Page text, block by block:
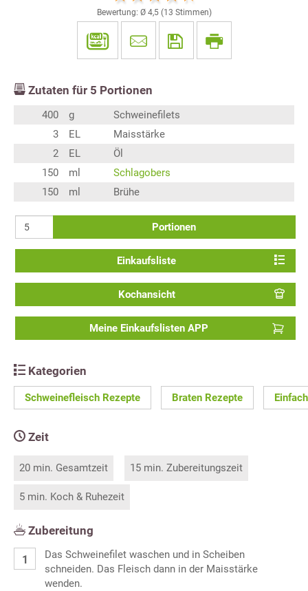
Bewertung: Ø 4,5(13 Stimmen)
Zutaten für 5 Portionen
400 g
Schweinefilets
3
EL
Maisstärke
2
EL
Öl
150
ml
Schlagobers
150
ml Brühe
Portionen
Einkaufsliste
Kochansicht
Meine Einkaufslisten APP
Kategorien
Schweinefleisch Rezepte Braten Rezepte
Zeit
20 min. Gesamtzeit 15 min. Zubereitungszeit
5 min. Koch & Ruhezeit
Zubereitung
Das Schweinefilet waschen und in Scheiben
schneiden. Das Fleisch dann in der Maisstärke
wenden.